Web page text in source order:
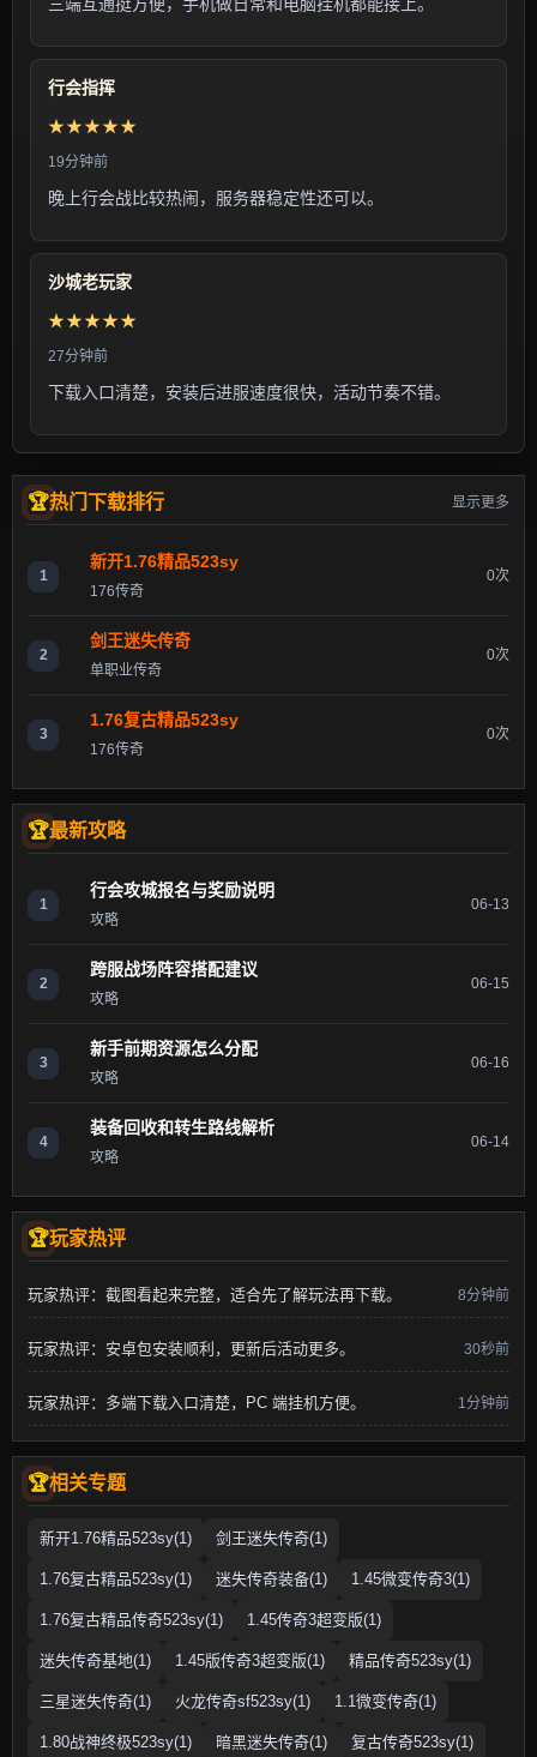
行会指挥
★★★★★
19分钟前
晚上行会战比较热闹，服务器稳定性还可以。
沙城老玩家
★★★★★
27分钟前
下载入口清楚，安装后进服速度很快，活动节奏不错。
热门下载排行 显示更多
1
新开1.76精品523sy
176传奇
0次
2
剑王迷失传奇
单职业传奇
0次
3
1.76复古精品523sy
176传奇
0次
最新攻略
1
行会攻城报名与奖励说明
攻略
06-13
2
跨服战场阵容搭配建议
攻略
06-15
3
新手前期资源怎么分配
攻略
06-16
4
装备回收和转生路线解析
攻略
06-14
玩家热评
玩家热评：截图看起来完整，适合先了解玩法再下载。 8分钟前
玩家热评：安卓包安装顺利，更新后活动更多。 30秒前
玩家热评：多端下载入口清楚，PC 端挂机方便。 1分钟前
相关专题
新开1.76精品523sy(1) 剑王迷失传奇(1)
1.76复古精品523sy(1) 迷失传奇装备(1) 1.45微变传奇3(1)
1.76复古精品传奇523sy(1) 1.45传奇3超变版(1)
迷失传奇基地(1) 1.45版传奇3超变版(1) 精品传奇523sy(1)
三星迷失传奇(1) 火龙传奇sf523sy(1) 1.1微变传奇(1)
1.80战神终极523sy(1) 暗黑迷失传奇(1) 复古传奇523sy(1)